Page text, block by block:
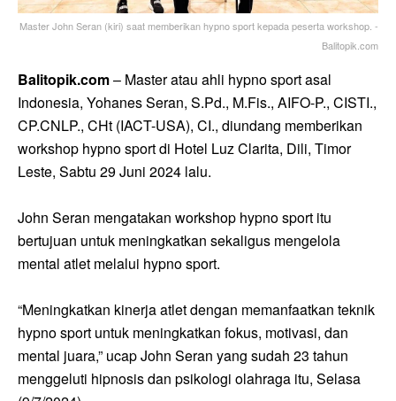
Master John Seran (kiri) saat memberikan hypno sport kepada peserta workshop. -
Balitopik.com
Balitopik.com– Master atau ahli hypno sport asal
Indonesia, Yohanes Seran, S.Pd., M.Fis., AIFO-P., CISTI.,
CP.CNLP., CHt (IACT-USA), CI., diundang memberikan
workshop hypno sport di Hotel Luz Clarita, Dili, Timor
Leste, Sabtu 29 Juni 2024 lalu.
John Seran mengatakan workshop hypno sport itu
bertujuan untuk meningkatkan sekaligus mengelola
mental atlet melalui hypno sport.
“Meningkatkan kinerja atlet dengan memanfaatkan teknik
hypno sport untuk meningkatkan fokus, motivasi, dan
mental juara,” ucap John Seran yang sudah 23 tahun
menggeluti hipnosis dan psikologi olahraga itu, Selasa